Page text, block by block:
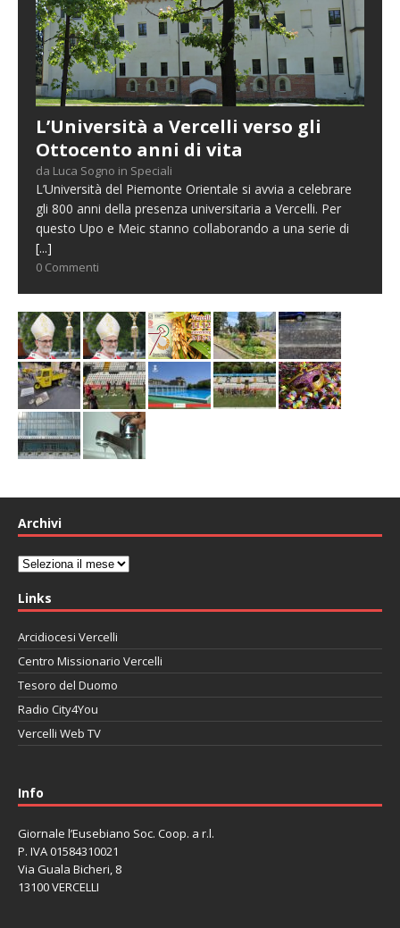
L’Università a Vercelli verso gli
Ottocento anni di vita
da Luca Sogno in Speciali
L’Università del Piemonte Orientale si avvia a celebrare
gli 800 anni della presenza universitaria a Vercelli. Per
questo Upo e Meic stanno collaborando a una serie di
[...]
0 Commenti
Archivi
Archivi
Links
Arcidiocesi Vercelli
Centro Missionario Vercelli
Tesoro del Duomo
Radio City4You
Vercelli Web TV
Info
Giornale l’Eusebiano Soc. Coop. a r.l.
P. IVA 01584310021
Via Guala Bicheri, 8
13100 VERCELLI